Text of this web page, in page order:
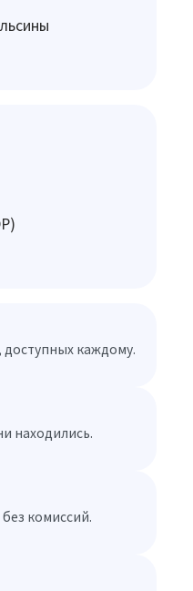
каждому.
находились.
комиссий.